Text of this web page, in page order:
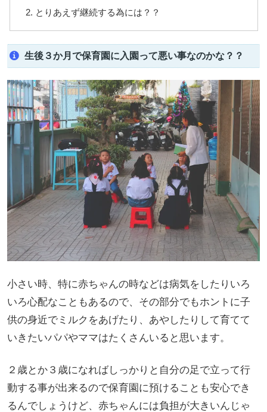
とりあえず継続する為には？？
生後３か月で保育園に入園って悪い事なのかな？？
小さい時、特に赤ちゃんの時などは病気をしたりいろ
いろ心配なこともあるので、その部分でもホントに子
供の身近でミルクをあげたり、あやしたりして育てて
いきたいパパやママはたくさんいると思います。
２歳とか３歳になればしっかりと自分の足で立って行
動する事が出来るので保育園に預けることも安心でき
るんでしょうけど、赤ちゃんには負担が大きいんじゃ